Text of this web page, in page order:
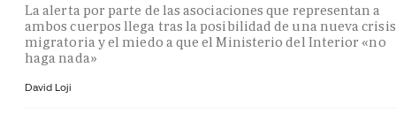
La alerta por parte de las asociaciones que representan a
ambos cuerpos llega tras la posibilidad de una nueva crisis
migratoria y el miedo a que el Ministerio del Interior «no
haga nada»
David Loji